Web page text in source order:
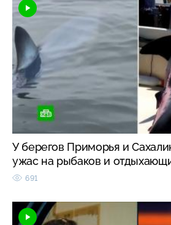
У берегов Приморья и
ужас на рыбаков и
691